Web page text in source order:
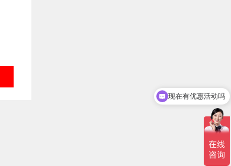
可以介绍下你们的产品么
现在有优惠活动吗